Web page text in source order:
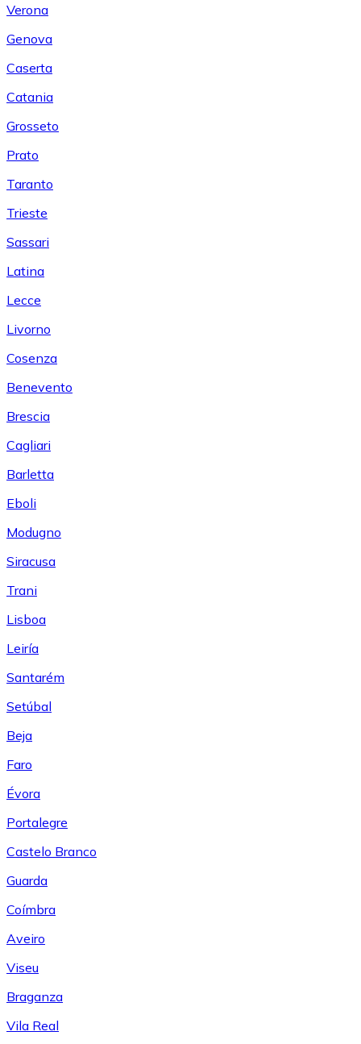
Verona
Genova
Caserta
Catania
Grosseto
Prato
Taranto
Trieste
Sassari
Latina
Lecce
Livorno
Cosenza
Benevento
Brescia
Cagliari
Barletta
Eboli
Modugno
Siracusa
Trani
Lisboa
Leiría
Santarém
Setúbal
Beja
Faro
Évora
Portalegre
Castelo Branco
Guarda
Coímbra
Aveiro
Viseu
Braganza
Vila Real